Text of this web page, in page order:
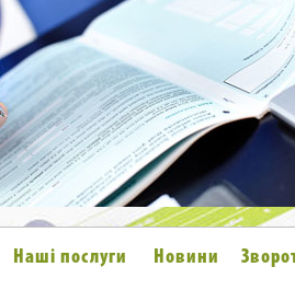
Наші послуги Новини